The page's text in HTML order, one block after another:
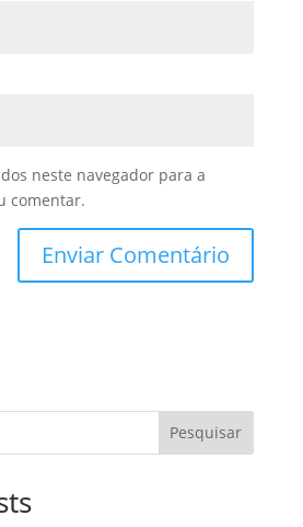
neste navegador para a
comentar.
Pesquisar